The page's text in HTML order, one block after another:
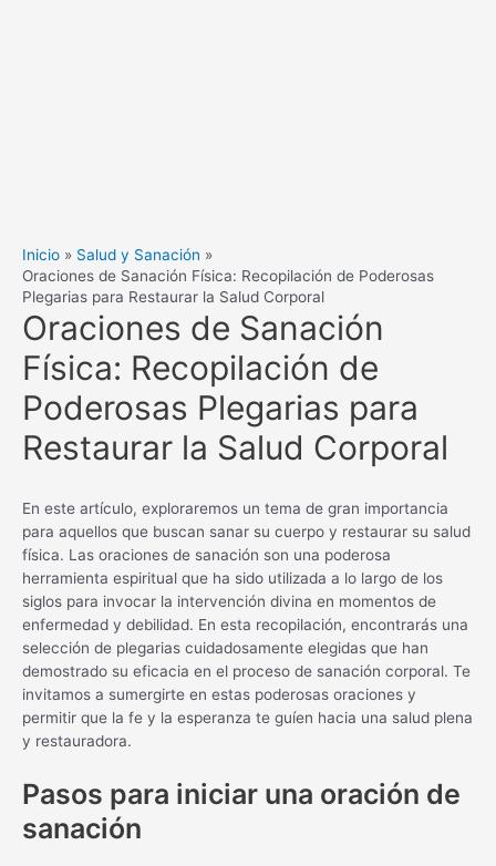
Inicio
Salud y Sanación
Oraciones de Sanación Física: Recopilación de Poderosas
Plegarias para Restaurar la Salud Corporal
Oraciones de Sanación
Física: Recopilación de
Poderosas Plegarias para
Restaurar la Salud Corporal
En este artículo, exploraremos un tema de gran importancia
para aquellos que buscan sanar su cuerpo y restaurar su salud
física. Las oraciones de sanación son una poderosa
herramienta espiritual que ha sido utilizada a lo largo de los
siglos para invocar la intervención divina en momentos de
enfermedad y debilidad. En esta recopilación, encontrarás una
selección de plegarias cuidadosamente elegidas que han
demostrado su eficacia en el proceso de sanación corporal. Te
invitamos a sumergirte en estas poderosas oraciones y
permitir que la fe y la esperanza te guíen hacia una salud plena
y restauradora.
Pasos para iniciar una oración de
sanación